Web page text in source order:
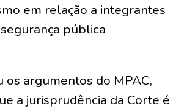
em relação a integrantes
pública
os argumentos do MPAC,
a jurisprudência da Corte é